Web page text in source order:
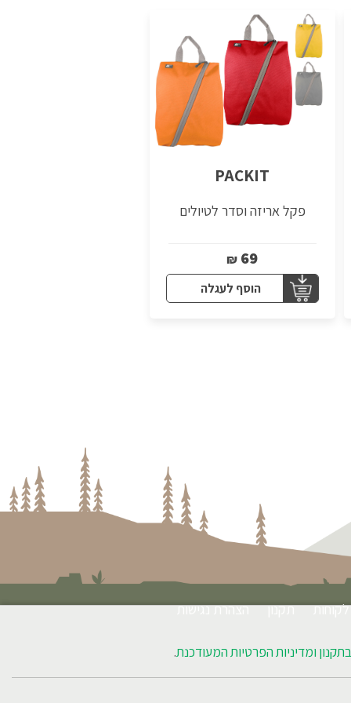
PACKIT
פקל אריזה וסדר לטיולים
69
₪
הוסף לעגלה
תקנון הצהרת נגישות
בתקנון ומדיניות הפרטיות המעודכנת.